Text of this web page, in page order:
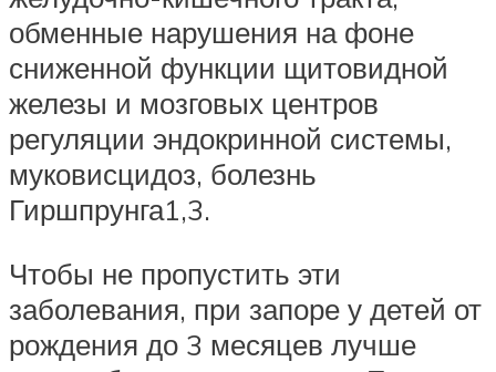
обменные нарушения на фоне
сниженной функции щитовидной
железы и мозговых центров
регуляции эндокринной системы,
муковисцидоз, болезнь
Гиршпрунга1,3.
Чтобы не пропустить эти
заболевания, при запоре у детей от
рождения до 3 месяцев лучше